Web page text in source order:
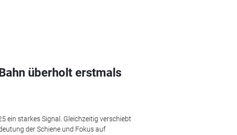
überholt erstmals
ein starkes Signal. Gleichzeitig verschiebt
der Schiene und Fokus auf